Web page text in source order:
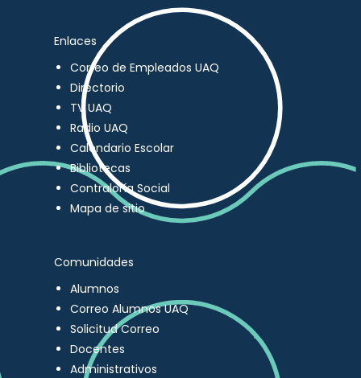
Enlaces
Correo de Empleados UAQ
Directorio
TV UAQ
Radio UAQ
Calendario Escolar
Bibliotecas
Contraloría Social
Mapa de sitio
Comunidades
Alumnos
Correo Alumnos UAQ
Solicitud Correo
Docentes
Administrativos